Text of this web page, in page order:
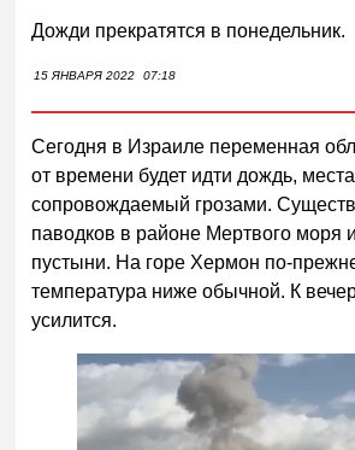
Дожди прекратятся в понедельник.
15 ЯНВАРЯ 2022 07:18
Сегодня в Израиле переменная
от времени будет идти дождь,
сопровождаемый грозами.
паводков в районе Мертвого моря
пустыни. На горе Хермон по-
температура ниже обычной. К
усилится.